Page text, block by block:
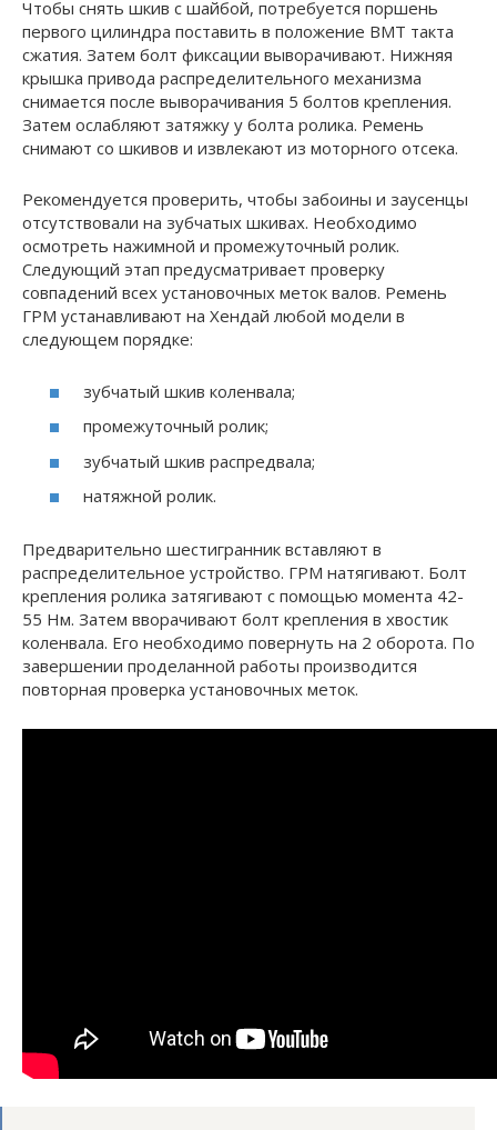
Чтобы снять шкив с шайбой, потребуется поршень
первого цилиндра поставить в положение ВМТ такта
сжатия. Затем болт фиксации выворачивают. Нижняя
крышка привода распределительного механизма
снимается после выворачивания 5 болтов крепления.
Затем ослабляют затяжку у болта ролика. Ремень
снимают со шкивов и извлекают из моторного отсека.
Рекомендуется проверить, чтобы забоины и заусенцы
отсутствовали на зубчатых шкивах. Необходимо
осмотреть нажимной и промежуточный ролик.
Следующий этап предусматривает проверку
совпадений всех установочных меток валов. Ремень
ГРМ устанавливают на Хендай любой модели в
следующем порядке:
зубчатый шкив коленвала;
промежуточный ролик;
зубчатый шкив распредвала;
натяжной ролик.
Предварительно шестигранник вставляют в
распределительное устройство. ГРМ натягивают. Болт
крепления ролика затягивают с помощью момента 42-
55 Нм. Затем вворачивают болт крепления в хвостик
коленвала. Его необходимо повернуть на 2 оборота. По
завершении проделанной работы производится
повторная проверка установочных меток.